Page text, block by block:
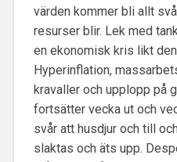
värden kommer bli allt
resurser blir. Lek med
en ekonomisk kris likt
Hyperinflation,
kravaller och upplopp på
fortsätter vecka ut och
svår att husdjur och till
slaktas och äts upp.